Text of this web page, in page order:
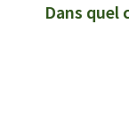
Dans quel